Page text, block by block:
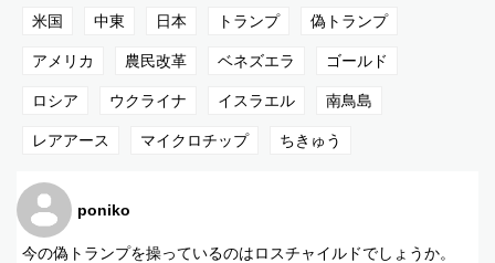
6. 欧州各国で拡大する農民革命
7. ロシア・ウクライナ・イスラエルの緊迫局面
8. 日本・南鳥島沖レアアース問題
9. アメリカ住宅危機と金融崩壊
10. 「黄金時代到来」説への見解
11. アメリカの対日債務は返済されるのか
米国 中東 日本 トランプ 偽トランプ
アメリカ 農民改革 ベネズエラ ゴールド
ロシア ウクライナ イスラエル 南鳥島
レアアース マイクロチップ ちきゅう
poniko
今の偽トランプを操っているのはロスチャイルドでしょうか。